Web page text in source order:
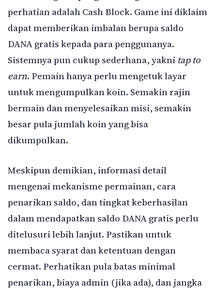
perhatian adalah Cash Block. Game ini diklaim
dapat memberikan imbalan berupa saldo
DANA gratis kepada para penggunanya.
Sistemnya pun cukup sederhana, yakni tap to
earn. Pemain hanya perlu mengetuk layar
untuk mengumpulkan koin. Semakin rajin
bermain dan menyelesaikan misi, semakin
besar pula jumlah koin yang bisa
dikumpulkan.
Meskipun demikian, informasi detail
mengenai mekanisme permainan, cara
penarikan saldo, dan tingkat keberhasilan
dalam mendapatkan saldo DANA gratis perlu
ditelusuri lebih lanjut. Pastikan untuk
membaca syarat dan ketentuan dengan
cermat. Perhatikan pula batas minimal
penarikan, biaya admin (jika ada), dan jangka